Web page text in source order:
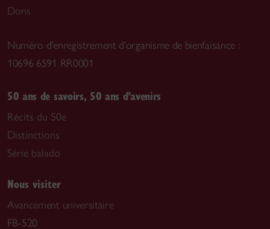
Dons
Numéro d'enregistrement d'organisme de bienfaisance :
10696 6591 RR0001
50 ans de savoirs, 50 ans d’avenirs
Récits du 50e
Distinctions
Série balado
Nous visiter
Avancement universitaire
FB-520